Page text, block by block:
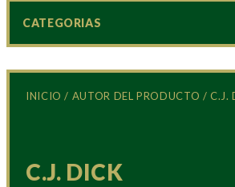
INICIO / AUTOR DEL PRODUCTO / C.J.
C.J. DICK
CATEGORIAS